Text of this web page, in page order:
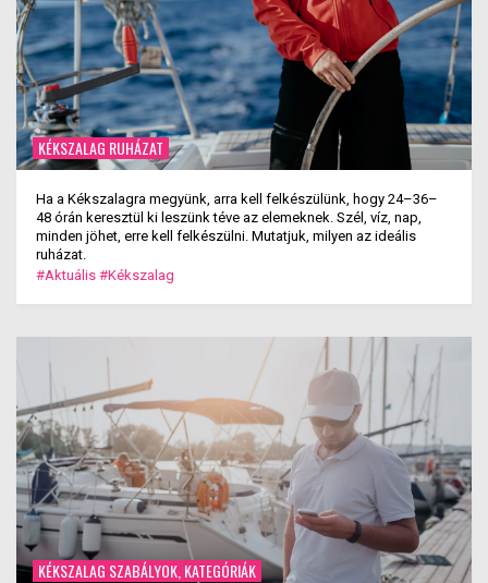
KÉKSZALAG RUHÁZAT
Ha a Kékszalagra megyünk, arra kell felkészülünk, hogy 24–36–
48 órán keresztül ki leszünk téve az elemeknek. Szél, víz, nap,
minden jöhet, erre kell felkészülni. Mutatjuk, milyen az ideális
ruházat.
#Aktuális #Kékszalag
KÉKSZALAG SZABÁLYOK, KATEGÓRIÁK